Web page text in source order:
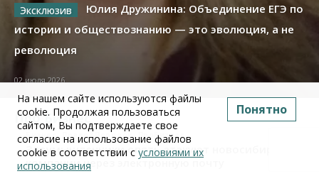
Юлия Дружинина: Объединение ЕГЭ по
истории и обществознанию — это эволюция, а не
революция
02 июля 2026
Про Бизнес
Право&Порядок ПроБизнес
Злоумышленники опять атакуют новосибирские
компании через электронную почту
На нашем сайте используются файлы
cookie. Продолжая пользоваться
сайтом, Вы подтверждаете свое
согласие на использование файлов
cookie в соответствии с условиями их
использования
Понятно